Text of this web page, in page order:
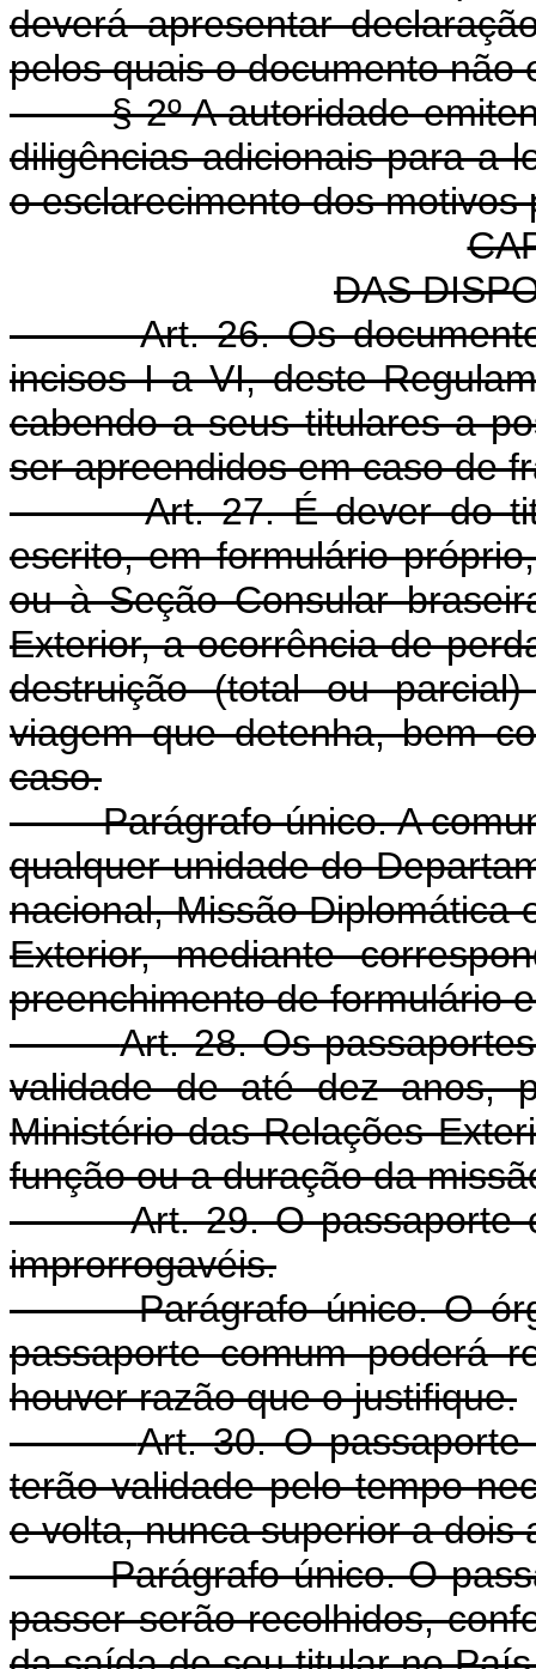
deverá apresentar
pelos quais o documento não
§ 2º A autoridade
diligências adicionais para a
o esclarecimento dos
DAS
Art. 26. Os
incisos I a VI, deste
cabendo a seus titulares a
ser apreendidos em caso de
Art. 27. É dever do
escrito, em formulário
ou à Seção Consular
Exterior, a ocorrência de
destruição (total ou
viagem que detenha, bem
caso.
Parágrafo único. A
qualquer unidade do
nacional, Missão Diplomática
Exterior, mediante
preenchimento de formulário
Art. 28. Os
validade de até dez anos,
Ministério das Relações
função ou a duração da
Art. 29. O passaporte
improrrogavéis.
Parágrafo único. O
passaporte comum poderá
houver razão que o justifique.
Art. 30. O
terão validade pelo tempo
e volta, nunca superior a dois
Parágrafo único. O
passer serão recolhidos,